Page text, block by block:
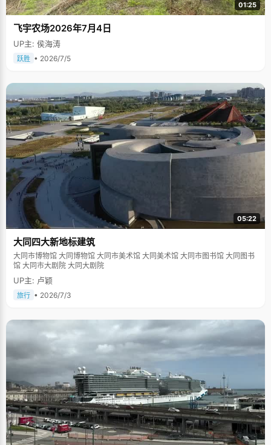
01:25
飞宇农场2026年7月4日
UP主: 侯海涛
跃胜 • 2026/7/5
05:22
大同四大新地标建筑
大同市博物馆 大同博物馆 大同市美术馆 大同美术馆 大同市图书馆 大同图书
馆 大同市大剧院 大同大剧院
UP主: 卢颖
旅行 • 2026/7/3